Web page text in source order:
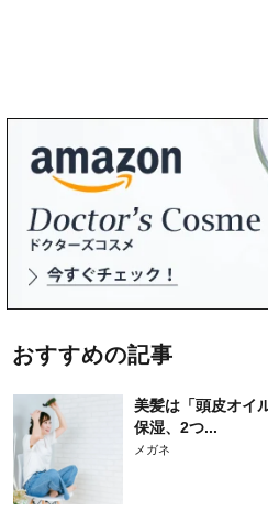
おすすめの記事
美髪は「頭皮オイ
保湿、2つ...
メガネ